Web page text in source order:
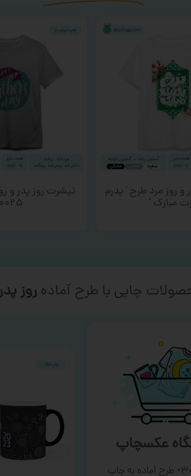
و روز مرد طرح ‘ پدرم
مبارک ‘
تیشرت روز پدر و
۰۰۲۵ ‘
چاپی با طرح آمادهروز
عکسچاپ
به چاپ